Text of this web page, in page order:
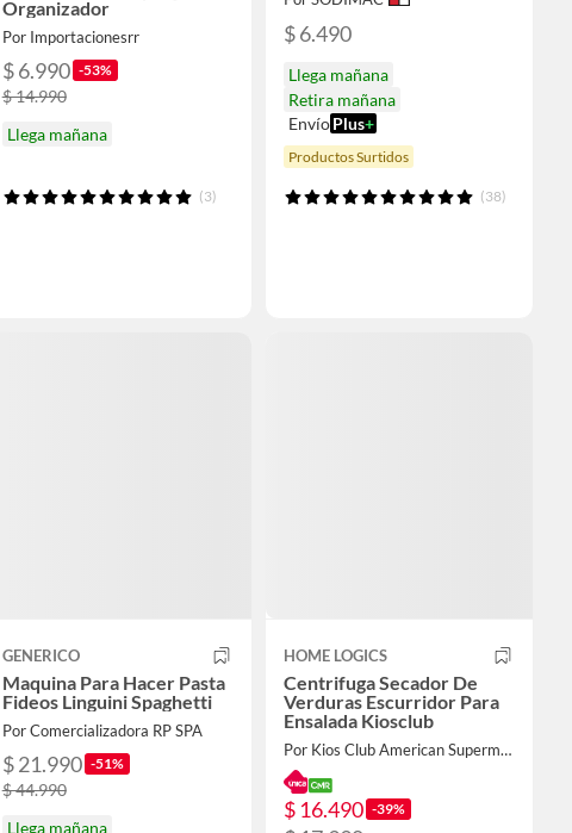
Organizador
Por Importacionesrr
$ 6.990 -53%
$ 14.990
Llega mañana
(3)
$ 6.490
Llega mañana
Retira mañana
EnvíoPlus+
Productos Surtidos
(38)
GENERICO
Maquina Para Hacer Pasta
Fideos Linguini Spaghetti
Por Comercializadora RP SPA
$ 21.990 -51%
$ 44.990
Llega mañana
HOME LOGICS
Centrifuga Secador De
Verduras Escurridor Para
Ensalada Kiosclub
Por Kios Club American Supermarket
$ 16.490 -39%